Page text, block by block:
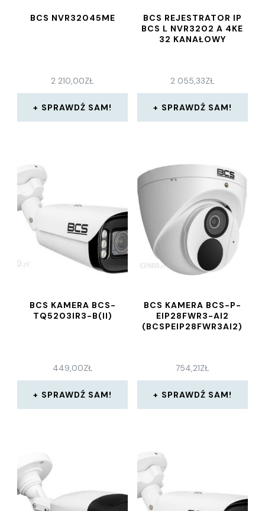
BCS NVR32045ME
2 210,00ZŁ
SPRAWDŹ SAM!
BCS REJESTRATOR IP
BCS L NVR3202 A 4KE
32 KANAŁOWY
2 055,33ZŁ
SPRAWDŹ SAM!
BCS KAMERA BCS-
TQ5203IR3-B(II)
449,00ZŁ
SPRAWDŹ SAM!
BCS KAMERA BCS-P-
EIP28FWR3-AI2
(BCSPEIP28FWR3AI2)
754,21ZŁ
SPRAWDŹ SAM!